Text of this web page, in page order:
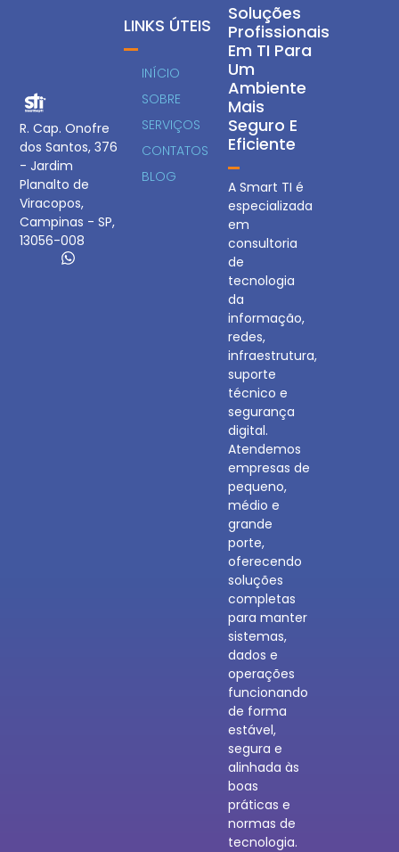
R. Cap. Onofre
dos Santos, 376
- Jardim
Planalto de
Viracopos,
Campinas - SP,
13056-008
Soluções
Profissionais
Em TI Para
Um
Ambiente
Mais
Seguro E
Eficiente
A Smart TI é
especializada
em
consultoria
de
tecnologia
da
informação,
redes,
infraestrutura,
suporte
técnico e
segurança
digital.
Atendemos
empresas de
pequeno,
médio e
grande
porte,
oferecendo
soluções
completas
para manter
sistemas,
dados e
operações
funcionando
de forma
estável,
segura e
alinhada às
boas
práticas e
normas de
tecnologia.
LINKS ÚTEIS
INÍCIO
SOBRE
SERVIÇOS
CONTATOS
BLOG